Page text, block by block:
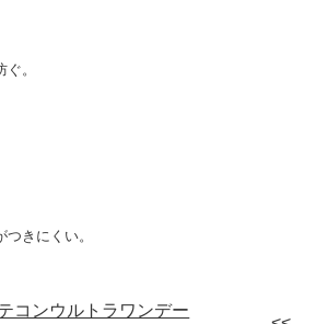
。
きにくい。
コンウルトラワンデー